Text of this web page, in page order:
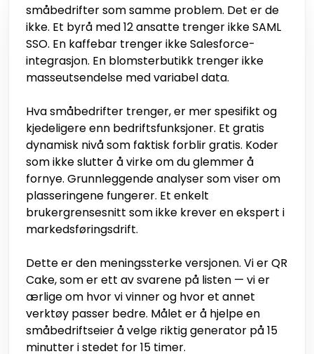
småbedrifter som samme problem. Det er de
ikke. Et byrå med 12 ansatte trenger ikke SAML
SSO. En kaffebar trenger ikke Salesforce-
integrasjon. En blomsterbutikk trenger ikke
masseutsendelse med variabel data.
Hva småbedrifter trenger, er mer spesifikt og
kjedeligere enn bedriftsfunksjoner. Et gratis
dynamisk nivå som faktisk forblir gratis. Koder
som ikke slutter å virke om du glemmer å
fornye. Grunnleggende analyser som viser om
plasseringene fungerer. Et enkelt
brukergrensesnitt som ikke krever en ekspert i
markedsføringsdrift.
Dette er den meningssterke versjonen. Vi er QR
Cake, som er ett av svarene på listen — vi er
ærlige om hvor vi vinner og hvor et annet
verktøy passer bedre. Målet er å hjelpe en
småbedriftseier å velge riktig generator på 15
minutter i stedet for 15 timer.